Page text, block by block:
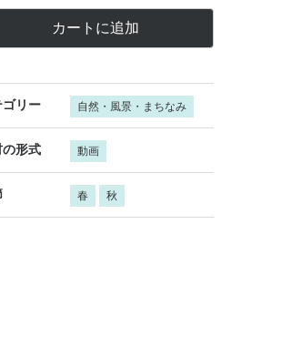
カートに追加
ゴリー 自然・風景・まちなみ
の形式 動画
春 秋